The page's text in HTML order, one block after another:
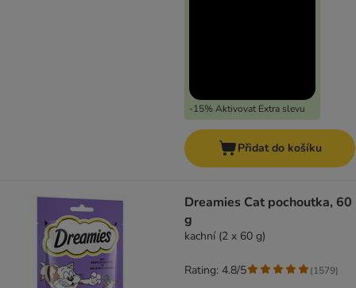
-15% Aktivovat Extra slevu
Přidat do košíku
Dreamies Cat pochoutka, 60
g
kachní (2 x 60 g)
Rating: 4.8/5 (1579)